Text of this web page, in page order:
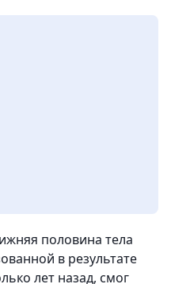
половина тела
в результате
лет назад, смог